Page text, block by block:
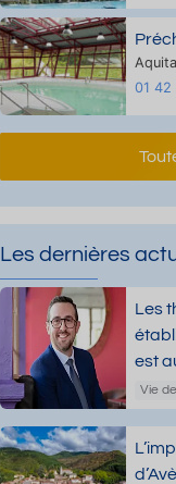
01
Les dernières
Les
est
Vie